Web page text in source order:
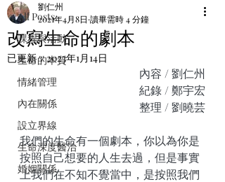
All Posts
課程與活動
生命的本質
情緒管理
內在關係
設立界線
生命深度醫治
婚姻關係
改寫生命的劇本
劉仁州
2021年4月8日 讀畢需時 4 分鐘
已更新：2023年1月14日
內容 / 劉仁州
紀錄 / 鄭宇宏
整理 / 劉曉芸
我們的生命有一個劇本，你以為你是
按照自己想要的人生去過，但是事實
上我們在不知不覺當中，是按照我們